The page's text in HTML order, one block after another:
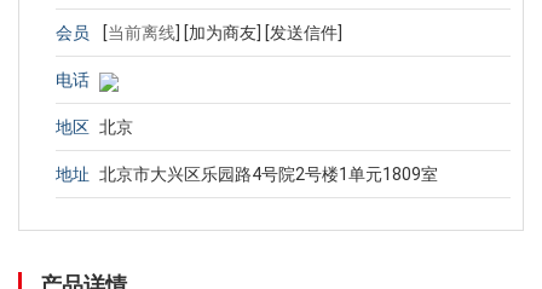
会员 [当前离线 [加为商友] [发送信件]
电话
地区 北京
地址 北京市大兴区乐园路4号院2号楼1单元1809室